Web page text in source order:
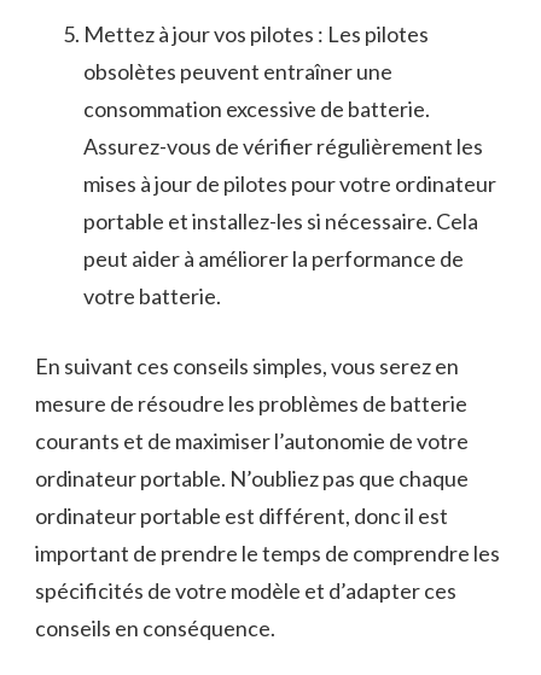
Mettez à jour vos pilotes : Les pilotes
obsolètes peuvent⁤ entraîner une
consommation excessive de ⁢batterie.
Assurez-vous de vérifier régulièrement les
mises à jour de pilotes pour votre ordinateur
portable et installez-les si nécessaire. Cela
peut aider à ⁢améliorer la performance de
votre batterie.
En suivant ces conseils simples, ⁤vous serez en
mesure de résoudre les problèmes de batterie
courants et de maximiser‍ l’autonomie de votre
ordinateur portable. ‍N’oubliez pas que chaque‍
ordinateur portable est différent, donc ⁢il est
important de prendre le temps de comprendre les
spécificités de⁢ votre modèle et d’adapter ⁣ces
conseils en conséquence.